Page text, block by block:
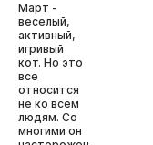
Март -
веселый,
активный,
игривый
кот. Но это
все
относится
не ко всем
людям. Со
многими он